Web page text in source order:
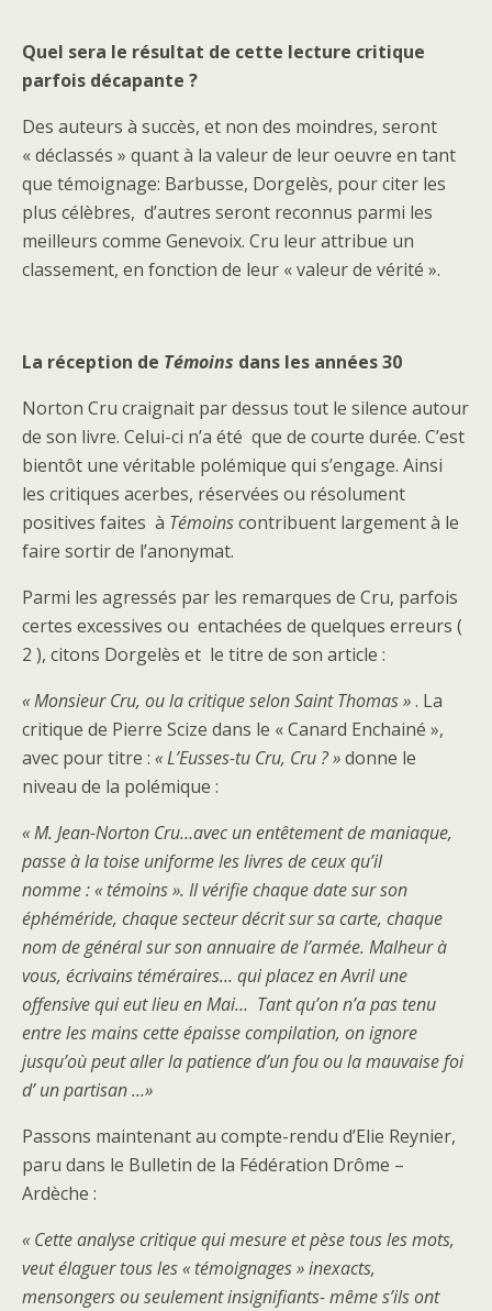
Quel sera le résultat de cette lecture critique
parfois décapante ?
Des auteurs à succès, et non des moindres, seront
« déclassés » quant à la valeur de leur oeuvre en tant
que témoignage: Barbusse, Dorgelès, pour citer les
plus célèbres, d’autres seront reconnus parmi les
meilleurs comme Genevoix. Cru leur attribue un
classement, en fonction de leur « valeur de vérité ».
La réception de Témoins dans les années 30
Norton Cru craignait par dessus tout le silence autour
de son livre. Celui-ci n’a été que de courte durée. C’est
bientôt une véritable polémique qui s’engage. Ainsi
les critiques acerbes, réservées ou résolument
positives faites à Témoinscontribuent largement à le
faire sortir de l’anonymat.
Parmi les agressés par les remarques de Cru, parfois
certes excessives ou entachées de quelques erreurs (
2 ), citons Dorgelès et le titre de son article :
« Monsieur Cru, ou la critique selon Saint Thomas ». La
critique de Pierre Scize dans le « Canard Enchainé »,
avec pour titre : « L’Eusses-tu Cru, Cru ? »donne le
niveau de la polémique :
« M. Jean-Norton Cru…avec un entêtement de maniaque,
passe à la toise uniforme les livres de ceux qu’il
nomme : « témoins ». Il vérifie chaque date sur son
éphéméride, chaque secteur décrit sur sa carte, chaque
nom de général sur son annuaire de l’armée. Malheur à
vous, écrivains téméraires… qui placez en Avril une
offensive qui eut lieu en Mai… Tant qu’on n’a pas tenu
entre les mains cette épaisse compilation, on ignore
jusqu’où peut aller la patience d’un fou ou la mauvaise foi
d’ un partisan …»
Passons maintenant au compte-rendu d’Elie Reynier,
paru dans le Bulletin de la Fédération Drôme –
Ardèche :
« Cette analyse critique qui mesure et pèse tous les mots,
veut élaguer tous les « témoignages » inexacts,
mensongers ou seulement insignifiants- même s’ils ont